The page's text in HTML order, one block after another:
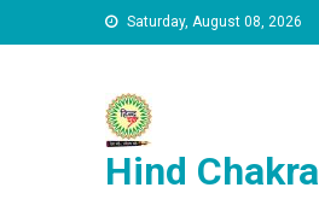
Skip to content Saturday, August 08, 2026
Hind Chakra